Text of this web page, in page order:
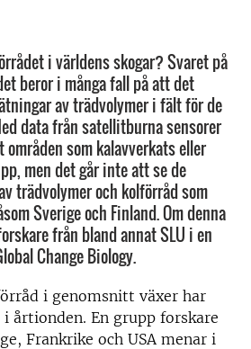
i världens skogar? Svaret på
beror i många fall på att det
av trädvolymer i fält för de
data från satellitburna sensorer
som kalavverkats eller
men det går inte att se de
trädvolymer och kolförråd som
Sverige och Finland. Om denna
från bland annat SLU i en
Change Biology.
i genomsnitt växer har
årtionden. En grupp forskare
Frankrike och USA menar i